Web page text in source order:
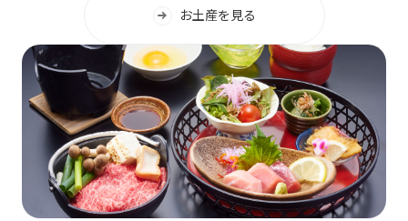
お土産を見る